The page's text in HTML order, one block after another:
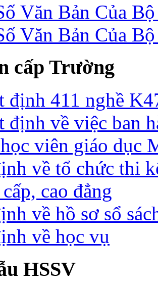
Văn Bản Của
Văn Bản Của
cấp Trường
định 411 nghề
định về việc ban
viên giáo dục
về tổ chức thi
cao đẳng
về hồ sơ sổ
về học vụ
HSSV